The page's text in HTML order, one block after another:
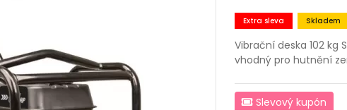
Extra sleva Skladem
Vibrační deska 102 kg
vhodný pro hutnění
Slevový kupón